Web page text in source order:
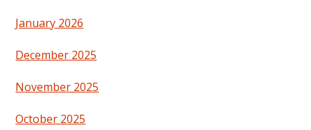
January 2026
December 2025
November 2025
October 2025